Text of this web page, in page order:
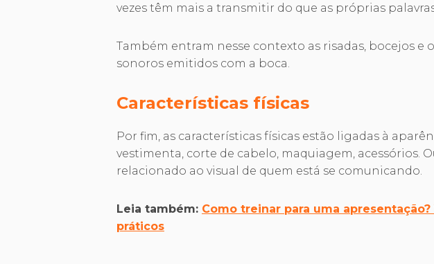
vezes têm mais a transmitir do que as próprias
Também entram nesse contexto as risadas, bocejos e
sonoros emitidos com a boca.
Características físicas
Por fim, as características físicas estão ligadas à
vestimenta, corte de cabelo, maquiagem, acessórios.
relacionado ao visual de quem está se comunicando.
Leia também: Como treinar para uma apresentação?
práticos